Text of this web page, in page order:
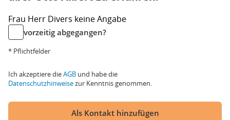
Frau Herr Divers keine Angabe
vorzeitig abgegangen?
* Pflichtfelder
Ich akzeptiere dieAGB und habe die
Datenschutzhinweisezur Kenntnis genommen.
Als Kontakt hinzufügen